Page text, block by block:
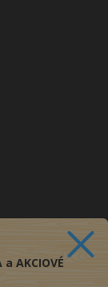
mail?
AKCIOVÉ